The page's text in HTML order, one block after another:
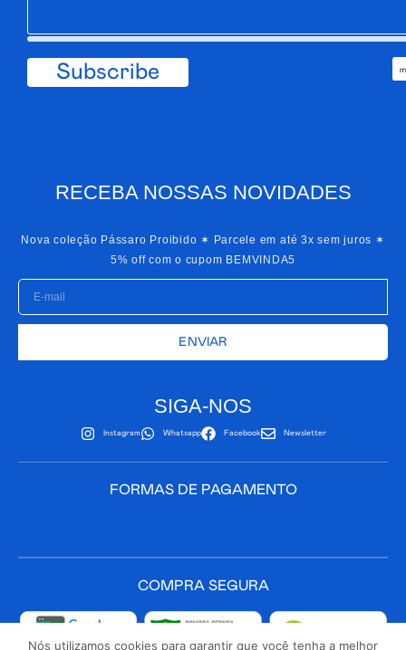
RECEBA NOSSAS NOVIDADES
Nova coleção Pássaro Proibido ✶ Parcele em até 3x sem juros ✶
5% off com o cupom BEMVINDA5
ENVIAR
SIGA-NOS
Instagram Whatsapp Facebook Newsletter
FORMAS DE PAGAMENTO
COMPRA SEGURA
Nós utilizamos cookies para garantir que você tenha a melhor